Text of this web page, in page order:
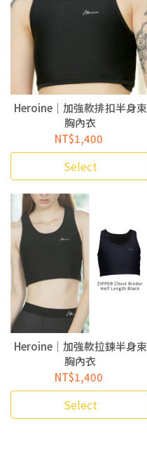
Heroine｜加強款排扣半身束
胸內衣
NT$1,400
Select
Heroine｜加強款拉鍊半身束
胸內衣
NT$1,400
Select